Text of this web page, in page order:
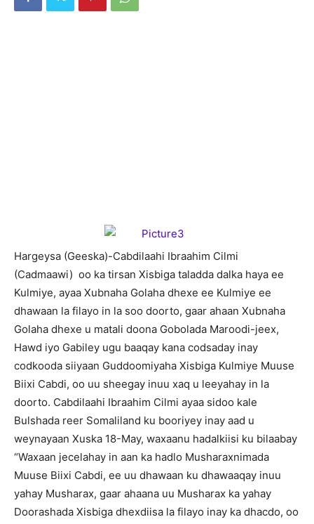
Hargeysa (Geeska)-Cabdilaahi Ibraahim Cilmi
(Cadmaawi) oo ka tirsan Xisbiga taladda dalka haya ee
Kulmiye, ayaa Xubnaha Golaha dhexe ee Kulmiye ee
dhawaan la filayo in la soo doorto, gaar ahaan Xubnaha
Golaha dhexe u matali doona Gobolada Maroodi-jeex,
Hawd iyo Gabiley ugu baaqay kana codsaday inay
codkooda siiyaan Guddoomiyaha Xisbiga Kulmiye Muuse
Biixi Cabdi, oo uu sheegay inuu xaq u leeyahay in la
doorto. Cabdilaahi Ibraahim Cilmi ayaa sidoo kale
Bulshada reer Somaliland ku booriyey inay aad u
weynayaan Xuska 18-May, waxaanu hadalkiisi ku bilaabay
“Waxaan jecelahay in aan ka hadlo Musharaxnimada
Muuse Biixi Cabdi, ee uu dhawaan ku dhawaaqay inuu
yahay Musharax, gaar ahaana uu Musharax ka yahay
Doorashada Xisbiga dhexdiisa la filayo inay ka dhacdo, oo